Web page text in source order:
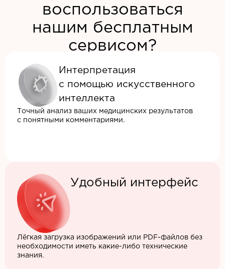
воспользоваться
нашим бесплатным
сервисом?
Интерпретация
с помощью искусственного
интеллекта
Точный анализ ваших медицинских результатов
с понятными комментариями.
Удобный интерфейс
Лёгкая загрузка изображений или PDF-файлов без
необходимости иметь какие-либо технические
знания.